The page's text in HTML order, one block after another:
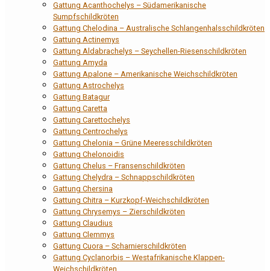
Gattung Acanthochelys – Südamerikanische
Sumpfschildkröten
Gattung Chelodina – Australische Schlangenhalsschildkröten
Gattung Actinemys
Gattung Aldabrachelys – Seychellen-Riesenschildkröten
Gattung Amyda
Gattung Apalone – Amerikanische Weichschildkröten
Gattung Astrochelys
Gattung Batagur
Gattung Caretta
Gattung Carettochelys
Gattung Centrochelys
Gattung Chelonia – Grüne Meeresschildkröten
Gattung Chelonoidis
Gattung Chelus – Fransenschildkröten
Gattung Chelydra – Schnappschildkröten
Gattung Chersina
Gattung Chitra – Kurzkopf-Weichschildkröten
Gattung Chrysemys – Zierschildkröten
Gattung Claudius
Gattung Clemmys
Gattung Cuora – Scharnierschildkröten
Gattung Cyclanorbis – Westafrikanische Klappen-
Weichschildkröten